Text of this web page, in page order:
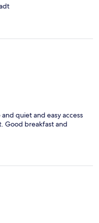
quiet and easy access
Good breakfast and